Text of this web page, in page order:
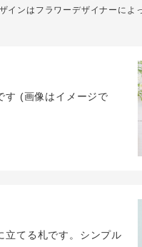
ンはフラワーデザイナーによ
す (画像はイメージで
立てる札です。シンプル